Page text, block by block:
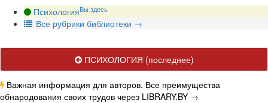
ПсихологияВы здесь
Все рубрики библиотеки →
ПСИХОЛОГИЯ (последнее)
Важная информация для авторов. Все преимущества
обнародования своих трудов через LIBRARY.BY →